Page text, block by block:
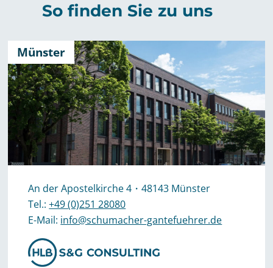
So finden Sie zu uns
Münster
An der Apostelkirche 4・48143 Münster
Tel.:+49 (0)251 28080
E-Mail: info@schumacher-gantefuehrer.de